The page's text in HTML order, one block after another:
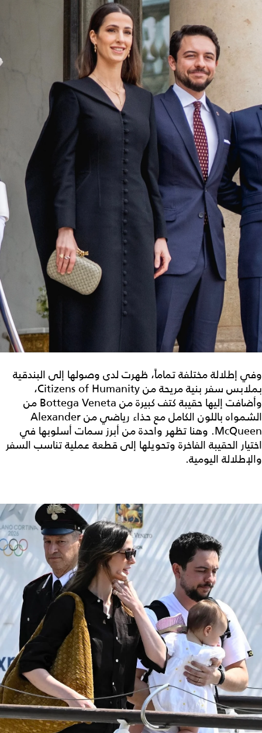
وفي إطلالة مختلفة تماماً، ظهرت لدى وصولها إلى البندقية
بملابس سفر بنية مريحة من Citizens of Humanity،
وأضافت إليها حقيبة كتف كبيرة من Bottega Veneta من
الشمواه باللون الكامل مع حذاء رياضي من Alexander
McQueen. وهنا تظهر واحدة من أبرز سمات أسلوبها في
اختيار الحقيبة الفاخرة وتحويلها إلى قطعة عملية تناسب السفر
والإطلالة اليومية.